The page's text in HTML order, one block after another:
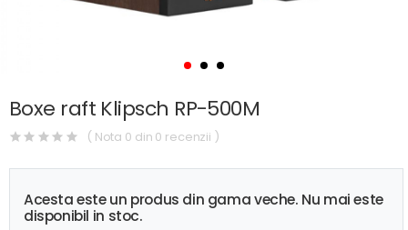
Boxe raft Klipsch RP-500M
( Nota 0 din 0 recenzii )
Acesta este un produs din gama veche. Nu mai este
disponibil in stoc.